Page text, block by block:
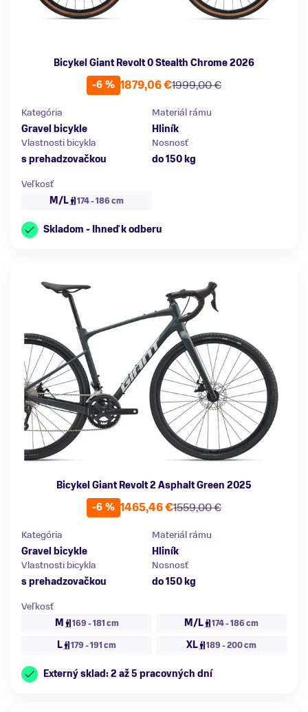
Bicykel Giant Revolt 0 Stealth Chrome 2026
-6 %
1999,00 €
1879,06 €
Kategória
Gravel bicykle
Materiál rámu
Hliník
Vlastnosti bicykla
s prehadzovačkou
Nosnosť
do 150 kg
Veľkosť
M/L
174 - 186 cm
Skladom - Ihneď k odberu
Bicykel Giant Revolt 2 Asphalt Green 2025
-6 %
1559,00 €
1465,46 €
Kategória
Gravel bicykle
Materiál rámu
Hliník
Vlastnosti bicykla
s prehadzovačkou
Nosnosť
do 150 kg
Veľkosť
M
169 - 181 cm M/L 174 - 186 cm
L 179 - 191 cm XL 189 - 200 cm
Externý sklad: 2 až 5 pracovných dní